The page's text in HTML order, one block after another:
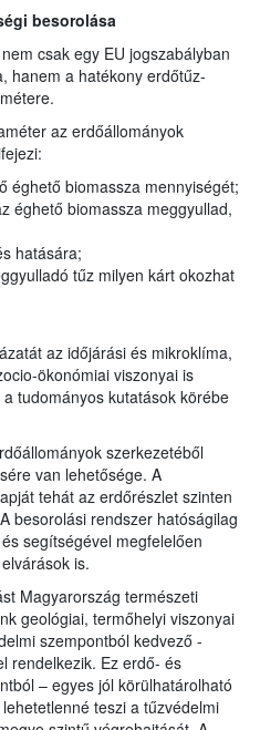
besorolása
csak egy EU jogszabályban
hanem a hatékony erdőtűz-
az erdőállományok
éghető biomassza mennyiségét;
éghető biomassza meggyullad,
hatására;
tűz milyen kárt okozhat
az időjárási és mikroklíma,
ökonómiai viszonyai is
tudományos kutatások körébe
szerkezetéből
van lehetősége. A
tehát az erdőrészlet szinten
besorolási rendszer hatóságilag
segítségével megfelelően
is.
Magyarország természeti
geológiai, termőhelyi viszonyai
szempontból kedvező -
rendelkezik. Ez erdő- és
– egyes jól körülhatárolható
teszi a tűzvédelmi